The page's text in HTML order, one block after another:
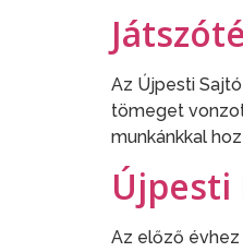
Az Újpesti
tömeget
munkánkkal
Újpesti
Az előző évhez